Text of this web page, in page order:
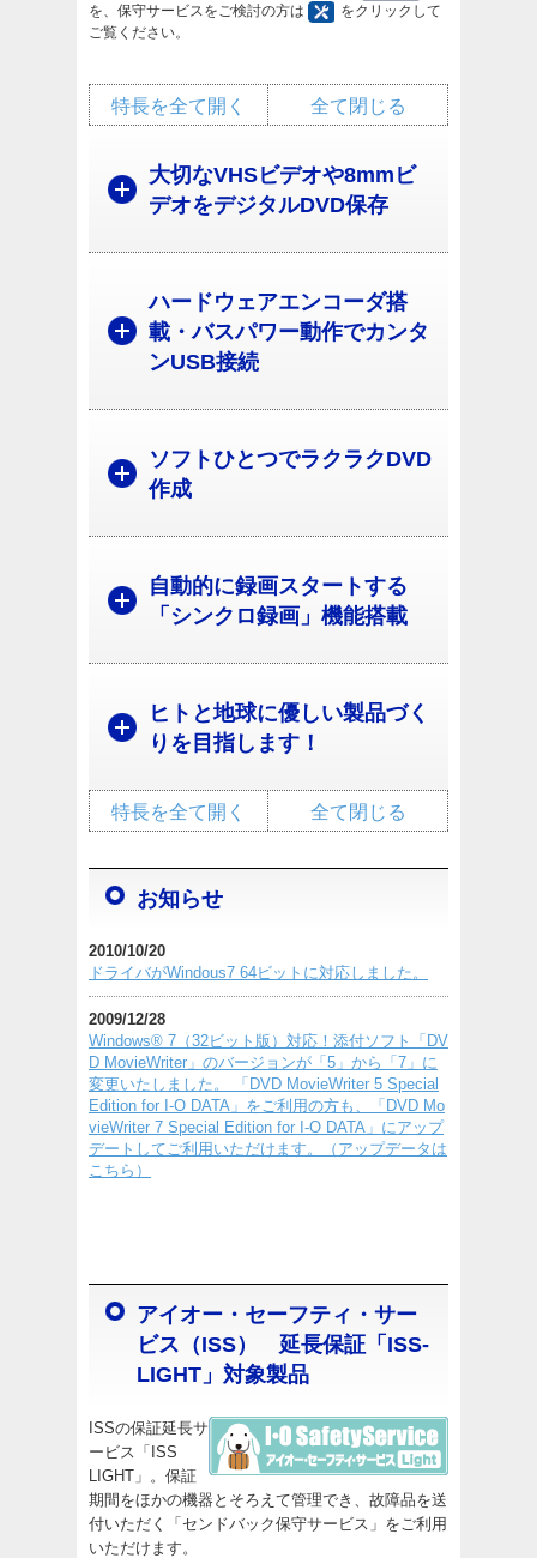
を、保守サービスをご検討の方は
をクリックして
ご覧ください。
全て閉じる
特長を全て開く
大切なVHSビデオや8mmビ
デオをデジタルDVD保存
ハードウェアエンコーダ搭
載・バスパワー動作でカンタ
ンUSB接続
ソフトひとつでラクラクDVD
作成
自動的に録画スタートする
「シンクロ録画」機能搭載
ヒトと地球に優しい製品づく
りを目指します！
全て閉じる
特長を全て開く
お知らせ
2010/10/20
ドライバがWindous7 64ビットに対応しました。
2009/12/28
Windows® 7（32ビット版）対応！添付ソフト「DV
D MovieWriter」のバージョンが「5」から「7」に
変更いたしました。 「DVD MovieWriter 5 Special
Edition for I-O DATA」をご利用の方も、「DVD Mo
vieWriter 7 Special Edition for I-O DATA」にアップ
デートしてご利用いただけます。（アップデータは
こちら）
アイオー・セーフティ・サー
ビス（ISS） 延長保証「ISS-
LIGHT」対象製品
ISSの保証延長サ
ービス「ISS
LIGHT」。保証
期間をほかの機器とそろえて管理でき、故障品を送
付いただく「センドバック保守サービス」をご利用
いただけます。